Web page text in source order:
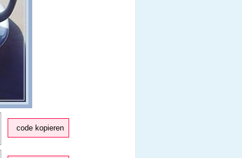
code kopieren